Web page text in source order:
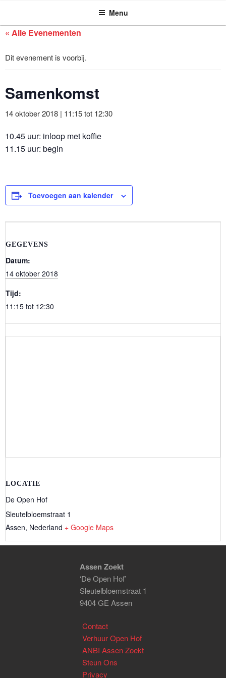
de
ASSEN ZOEKT Menu
« Alle Evenementen
Dit evenement is voorbij.
Samenkomst
14 oktober 2018 | 11:15tot 12:30
10.45 uur: inloop met koffie
11.15 uur: begin
Toevoegen aan kalender
GEGEVENS
Datum:
14 oktober 2018
Tijd:
11:15 tot 12:30
LOCATIE
De Open Hof
Sleutelbloemstraat 1
Assen, Nederland + Google Maps
Assen Zoekt
‘De Open Hof’
Sleutelbloemstraat 1
9404 GE Assen
Contact
Verhuur Open Hof
ANBI Assen Zoekt
Steun Ons
Privacy